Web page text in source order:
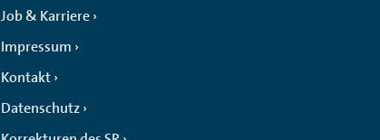
Job & Karriere
Impressum
Kontakt
Datenschutz